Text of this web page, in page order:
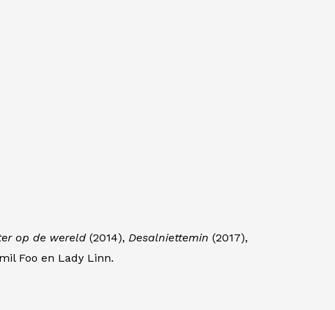
op de wereld (2014), Desalniettemin (2017),
Foo en Lady Linn.